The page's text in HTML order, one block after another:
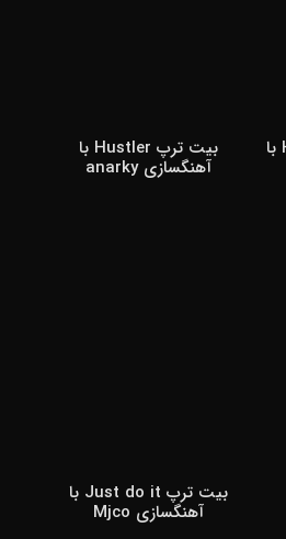
بیت ترپ How You Feel با بیت ترپ Hustler با
آهنگسازی anarky
بیت ترپ Just do it با
آهنگسازی Mjco